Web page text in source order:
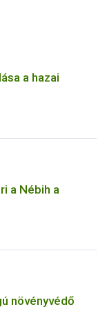
a hazai
a Nébih a
növényvédő